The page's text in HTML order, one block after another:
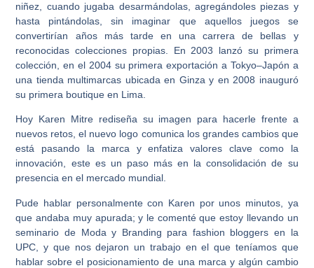
niñez, cuando jugaba desarmándolas, agregándoles piezas y
hasta pintándolas, sin imaginar que aquellos juegos se
convertirían años más tarde en una carrera de bellas y
reconocidas colecciones propias. En 2003 lanzó su primera
colección, en el 2004 su primera exportación a Tokyo–Japón a
una tienda multimarcas ubicada en Ginza y en 2008 inauguró
su primera boutique en Lima.
Hoy Karen Mitre rediseña su imagen para hacerle frente a
nuevos retos, el nuevo logo comunica los grandes cambios que
está pasando la marca y enfatiza valores clave como la
innovación, este es un paso más en la consolidación de su
presencia en el mercado mundial.
Pude hablar personalmente con Karen por unos minutos, ya
que andaba muy apurada; y le comenté que estoy llevando un
seminario de Moda y Branding para fashion bloggers en la
UPC, y que nos dejaron un trabajo en el que teníamos que
hablar sobre el posicionamiento de una marca y algún cambio